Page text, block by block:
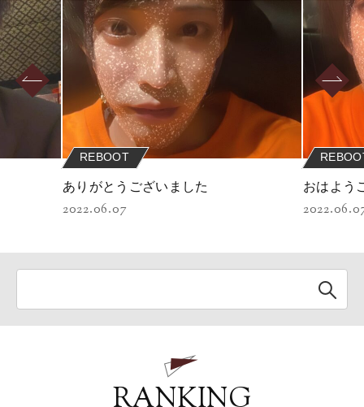
REBOOT
ありがとうございました
2022.06.07
おはよう